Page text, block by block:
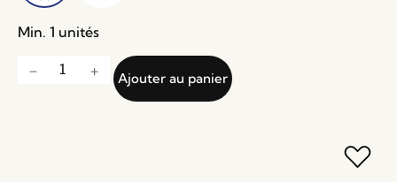
Min. 1 unités
Ajouter au panier